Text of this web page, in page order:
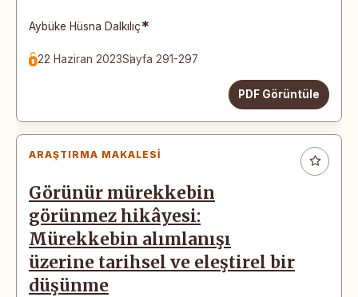
Aybüke Hüsna Dalkılıç*
22 Haziran 2023Sayfa 291-297
PDF Görüntüle
ARAŞTIRMA MAKALESI
Görünür mürekkebin
görünmez hikâyesi:
Mürekkebin alımlanışı
üzerine tarihsel ve eleştirel bir
düşünme